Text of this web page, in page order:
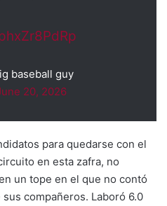
baseball guy
20, 2026
para quedarse con el
en esta zafra, no
un tope en el que no contó
compañeros. Laboró 6.0